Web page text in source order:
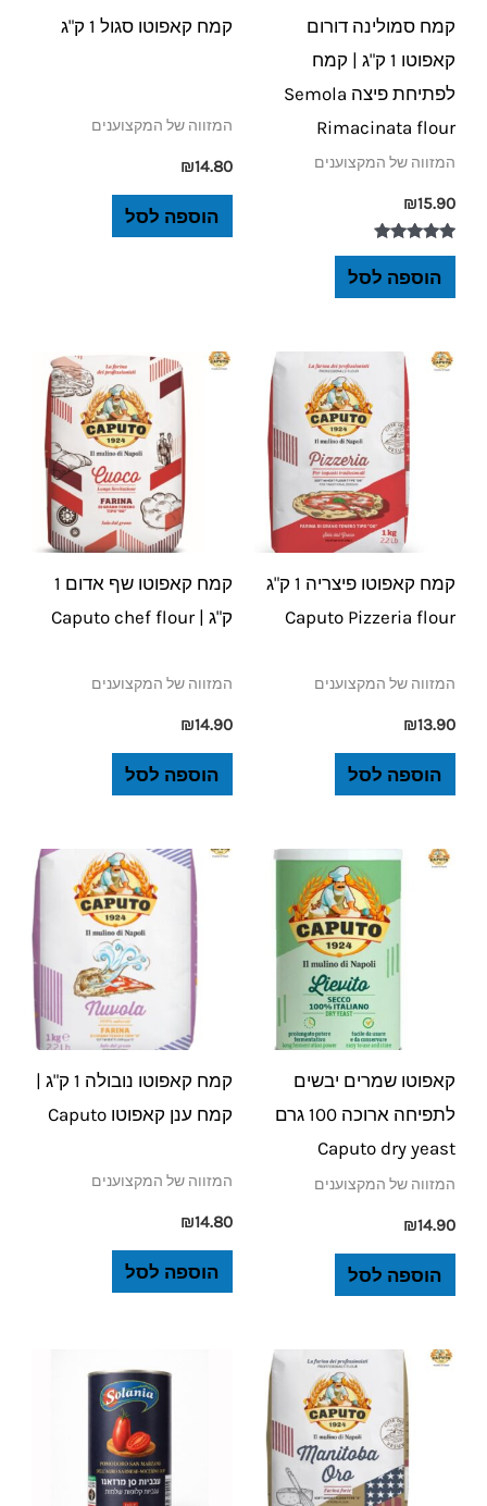
קמח סמולינה דורום
קאפוטו 1 ק"ג | קמח
לפתיחת פיצה Semola
Rimacinata flour
המזווה של המקצוענים
₪15.90
דורג
מתוך 5
הוספה לסל
קמח קאפוטו סגול 1 ק"ג
המזווה של המקצוענים
₪14.80
הוספה לסל
קמח קאפוטו פיצריה 1 ק"ג
Caputo Pizzeria flour
המזווה של המקצוענים
₪13.90
הוספה לסל
קמח קאפוטו שף אדום 1
ק"ג | Caputo chef flour
המזווה של המקצוענים
₪14.90
הוספה לסל
קאפוטו שמרים יבשים
לתפיחה ארוכה 100 גרם
Caputo dry yeast
המזווה של המקצוענים
₪14.90
הוספה לסל
קמח קאפוטו נובולה 1 ק"ג |
קמח ענן קאפוטו Caputo
המזווה של המקצוענים
₪14.80
הוספה לסל